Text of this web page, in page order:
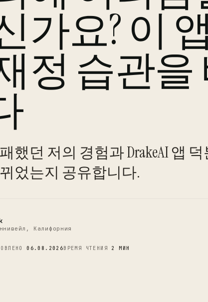
가요? 이
정 습관을
했던 저의 경험과 DrakeAI 앱
었는지 공유합니다.
Калифорния
06.08.2026ВРЕМЯ ЧТЕНИЯ 2 МИН